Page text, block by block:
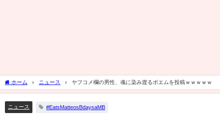
ホーム ニュース ヤフコメ欄の男性、魂に染み渡るボエムを投稿ｗｗｗｗｗ
ニュース #EatsMatteosBdaysaMB